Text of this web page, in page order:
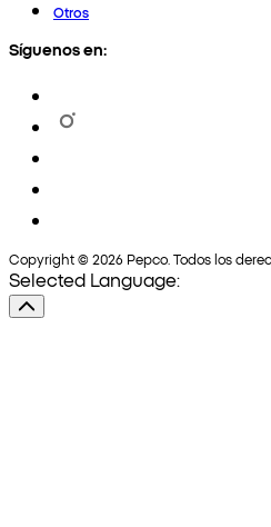
Otros
Síguenos en:
Copyright © 2026 Pepco. Todos los
Selected Language: